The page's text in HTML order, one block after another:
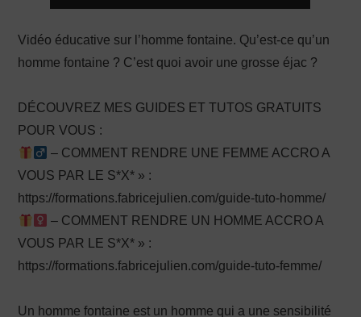
Vidéo éducative sur l’homme fontaine. Qu’est-ce qu’un
homme fontaine ? C’est quoi avoir une grosse éjac ?
DÉCOUVREZ MES GUIDES ET TUTOS GRATUITS
POUR VOUS :
– COMMENT RENDRE UNE FEMME ACCRO A
VOUS PAR LE S*X* » :
https://formations.fabricejulien.com/guide-tuto-homme/
– COMMENT RENDRE UN HOMME ACCRO A
VOUS PAR LE S*X* » :
https://formations.fabricejulien.com/guide-tuto-femme/
Un homme fontaine est un homme qui a une sensibilité